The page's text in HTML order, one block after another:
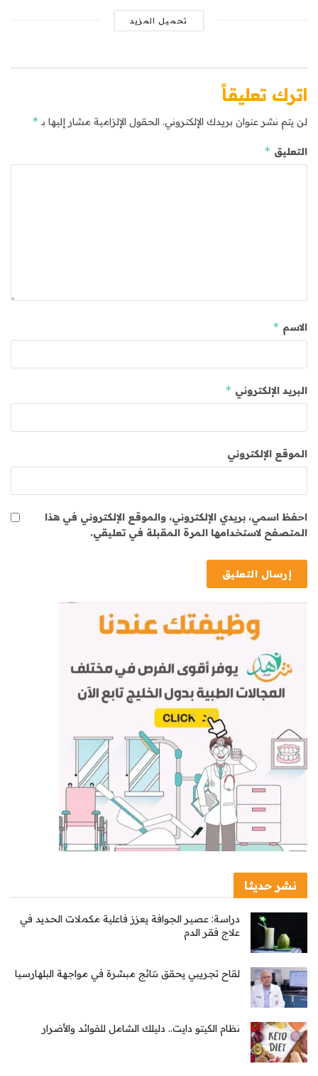
تحميل المزيد
اترك تعليقاً
لن يتم نشر عنوان بريدك الإلكتروني. الحقول الإلزامية مشار إليها بـ *
التعليق *
الاسم *
البريد الإلكتروني *
الموقع الإلكتروني
احفظ اسمي، بريدي الإلكتروني، والموقع الإلكتروني في هذا
المتصفح لاستخدامها المرة المقبلة في تعليقي.
نشر حديثا
دراسة: عصير الجوافة يعزز فاعلية مكملات الحديد في
علاج فقر الدم
لقاح تجريبي يحقق نتائج مبشرة في مواجهة البلهارسيا
نظام الكيتو دايت.. دليلك الشامل للفوائد والأضرار